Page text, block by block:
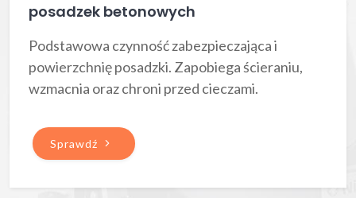
posadzek betonowych
Podstawowa czynność zabezpieczająca i
powierzchnię posadzki. Zapobiega ścieraniu,
wzmacnia oraz chroni przed cieczami.
Sprawdź